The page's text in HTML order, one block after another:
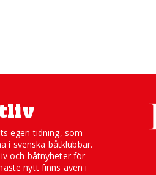
egen tidning, som
i svenska båtklubbar.
och båtnyheter för
nytt finns även i